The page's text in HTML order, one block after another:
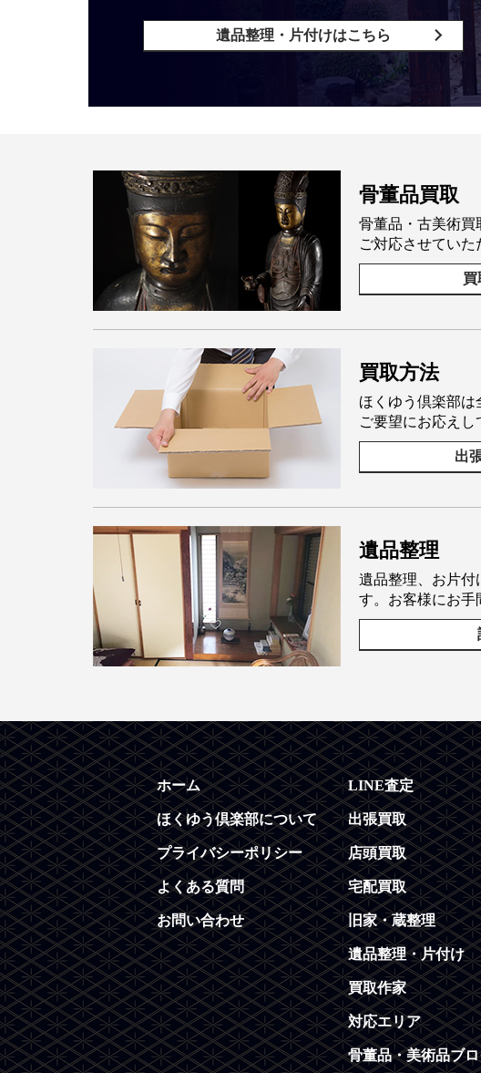
遺品整理・片付けはこちら
骨董品買取
骨董品・古美術買
ご対応させていた
買
買取方法
ほくゆう倶楽部
ご要望にお応えし
出
遺品整理
遺品整理、お片付
す。お客様にお手
ホーム
ほくゆう倶楽部について
プライバシーポリシー
よくある質問
お問い合わせ
LINE査定
出張買取
店頭買取
宅配買取
旧家・蔵整理
遺品整理・片付け
買取作家
対応エリア
骨董品・美術品ブ